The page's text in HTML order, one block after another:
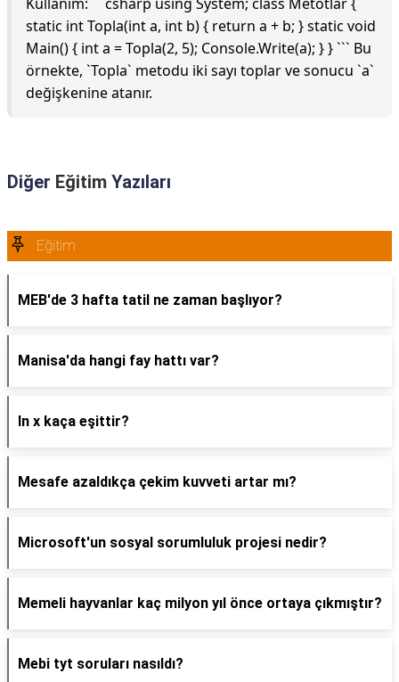
static int Topla(int a, int b) { return a + b; } static void
Main() { int a = Topla(2, 5); Console.Write(a); } } ``` Bu
örnekte, `Topla` metodu iki sayı toplar ve sonucu `a`
değişkenine atanır.
Diğer Eğitim Yazıları
Eğitim
MEB'de 3 hafta tatil ne zaman başlıyor?
Manisa'da hangi fay hattı var?
ln x kaça eşittir?
Mesafe azaldıkça çekim kuvveti artar mı?
Microsoft'un sosyal sorumluluk projesi nedir?
Memeli hayvanlar kaç milyon yıl önce ortaya çıkmıştır?
Mebi tyt soruları nasıldı?